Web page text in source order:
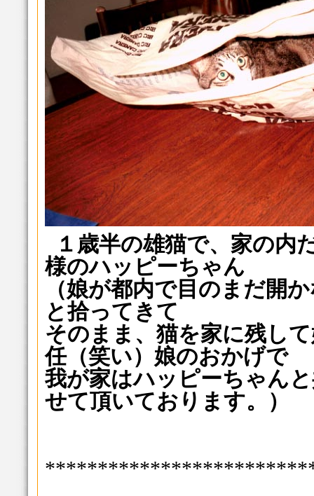
１歳半の雄猫で、家の内
様のハッピーちゃん
（娘が都内で目のまだ開
と拾ってきて
そのまま、猫を家に残し
任（笑い）娘のおかげで
我が家はハッピーちゃん
せて頂いております。）